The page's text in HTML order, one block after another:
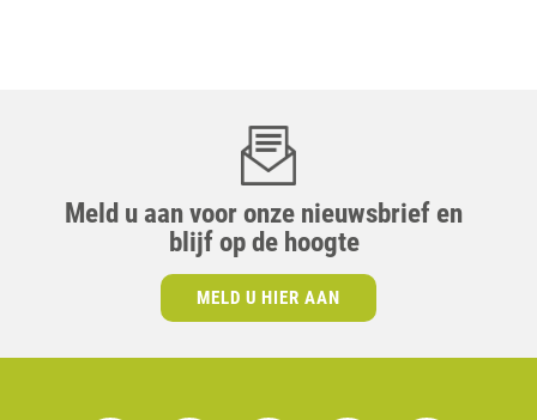
Meld u aan voor onze nieuwsbrief en
blijf op de hoogte
MELD U HIER AAN